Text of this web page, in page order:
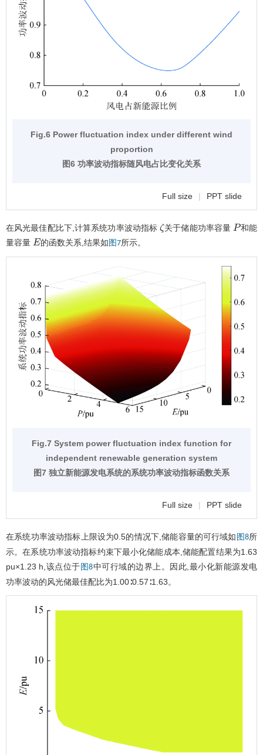
Fig.6 Power fluctuation index under different wind
proportion
图6 功率波动指标随风电占比变化关系
Full size | PPT slide
在风光最佳配比下,计算系统功率波动指标 ζ关于储能功率容量 P 和能
量容量 E 的函数关系,结果如 图7所示。
Fig.7 System power fluctuation index function for
independent renewable generation system
图7 独立新能源发电系统的系统功率波动指标函数关系
Full size | PPT slide
在系统功率波动指标上限设为0.5的情况下,储能容量的可行域如 图8所
示。在系统功率波动指标约束下最小化储能成本,储能配置结果为1.63
pu×1.23 h,该点位于 图8中可行域的边界上。因此,最小化新能源发电
功率波动的风光储最佳配比为1.00∶0.57∶1.63。